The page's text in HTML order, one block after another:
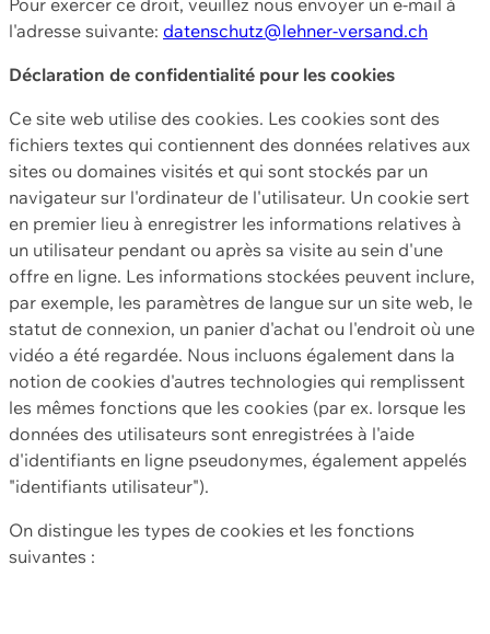
l'adresse suivante: datenschutz@lehner-versand.ch
Déclaration de confidentialité pour les cookies
Ce site web utilise des cookies. Les cookies sont des
fichiers textes qui contiennent des données relatives aux
sites ou domaines visités et qui sont stockés par un
navigateur sur l'ordinateur de l'utilisateur. Un cookie sert
en premier lieu à enregistrer les informations relatives à
un utilisateur pendant ou après sa visite au sein d'une
offre en ligne. Les informations stockées peuvent inclure,
par exemple, les paramètres de langue sur un site web, le
statut de connexion, un panier d'achat ou l'endroit où une
vidéo a été regardée. Nous incluons également dans la
notion de cookies d'autres technologies qui remplissent
les mêmes fonctions que les cookies (par ex. lorsque les
données des utilisateurs sont enregistrées à l'aide
d'identifiants en ligne pseudonymes, également appelés
"identifiants utilisateur").
On distingue les types de cookies et les fonctions
suivantes :